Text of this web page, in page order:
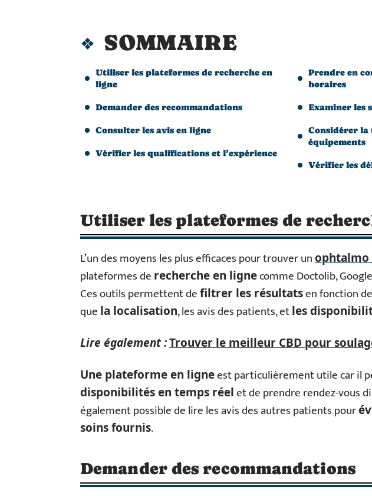
SOMMAIRE
Utiliser les plateformes de recherche en
ligne
Demander des recommandations
Consulter les avis en ligne
Vérifier les qualifications et l’expérience
Prendre en
horaires
Examiner les
Considérer la
équipements
Vérifier les
Utiliser les plateformes de
L’un des moyens les plus efficaces pour trouver unophtalmo
plateformes de recherche en lignecomme Doctolib,
Ces outils permettent defiltrer les résultatsen fonction
que la localisation, les avis des patients, etles
Lire également :Trouver le meilleur CBD pour
Une plateforme en ligneest particulièrement utile car il
disponibilités en temps réelet de prendre rendez-vous
également possible de lire les avis des autres patients pour
soins fournis.
Demander des recommandations